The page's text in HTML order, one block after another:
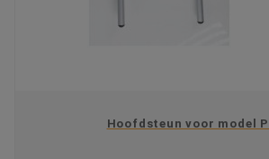
Hoofdsteun voor model